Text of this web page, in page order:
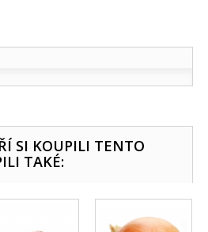
SI KOUPILI TENTO
TAKÉ: